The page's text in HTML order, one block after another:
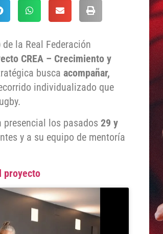
de la Real Federación
CREA – Crecimiento y
busca acompañar,
individualizado que
presencial los pasados 29 y
y a su equipo de mentoría
proyecto